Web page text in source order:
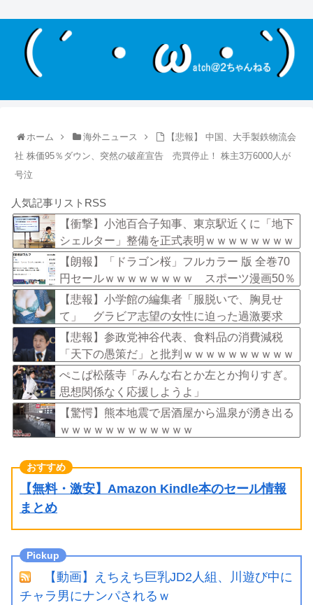
ホーム 海外ニュース
【悲報】 中国、大手製鉄物流会
社 株価95％ダウン、突然の破産宣告 売買停止！ 株主3万6000人が
号泣
人気記事リストRSS
【衝撃】小池百合子知事、東京駅近くに「地下
シェルター」整備を正式表明ｗｗｗｗｗｗｗｗ
ｗ
【朗報】「ドラゴン桜」フルカラー 版 全巻70
円セールｗｗｗｗｗｗｗｗ スポーツ漫画50％
ポイント還元セール
【悲報】小学館の編集者「服脱いで、胸見せ
て」 グラビア志望の女性に迫った過激要求
【悲報】参政党神谷代表、食料品の消費減税
「天下の愚策だ」と批判ｗｗｗｗｗｗｗｗｗｗ
ｗｗ
ぺこぱ松蔭寺「みんな右とか左とか拘りすぎ。
思想関係なく応援しようよ」
【驚愕】熊本地震で居酒屋から温泉が湧き出る
ｗｗｗｗｗｗｗｗｗｗｗｗ
【無料・激安】Amazon Kindle本のセール情報
まとめ
【動画】えちえち巨乳JD2人組、川遊び中に
チャラ男にナンパされるｗ